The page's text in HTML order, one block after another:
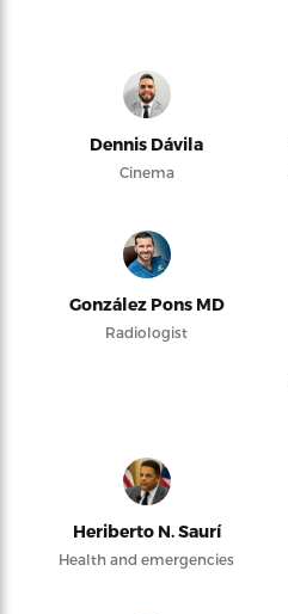
Dennis Dávila
Cinema
González Pons MD
Radiologist
Heriberto N. Saurí
Health and emergencies